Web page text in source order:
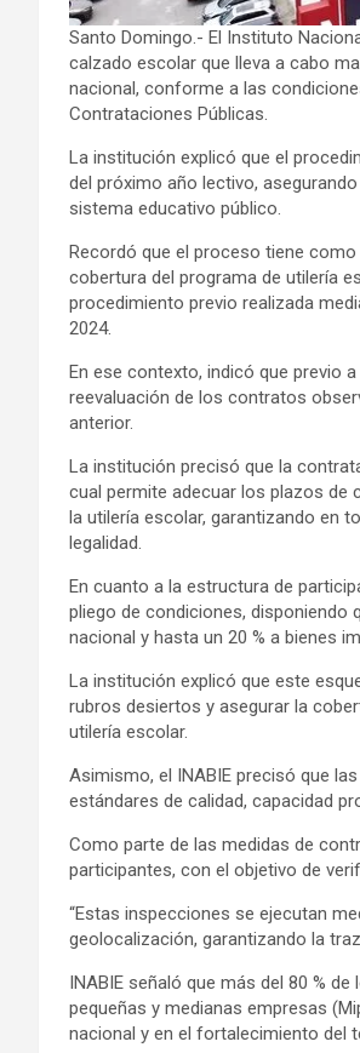
Santo Domingo.- El Instituto
calzado escolar que lleva a cabo
nacional, conforme a las
Contrataciones Públicas.
La institución explicó que el
del próximo año lectivo,
sistema educativo público.
Recordó que el proceso tiene
cobertura del programa de utilería
procedimiento previo realizada
2024.
En ese contexto, indicó que previo
reevaluación de los contratos
anterior.
La institución precisó que la
cual permite adecuar los plazos de
la utilería escolar, garantizando en
legalidad.
En cuanto a la estructura de
pliego de condiciones, disponiendo
nacional y hasta un 20 % a bienes
La institución explicó que este
rubros desiertos y asegurar la
utilería escolar.
Asimismo, el INABIE precisó que
estándares de calidad, capacidad
Como parte de las medidas de
participantes, con el objetivo de
“Estas inspecciones se ejecutan
geolocalización, garantizando la
INABIE señaló que más del 80 %
pequeñas y medianas empresas
nacional y en el fortalecimiento del